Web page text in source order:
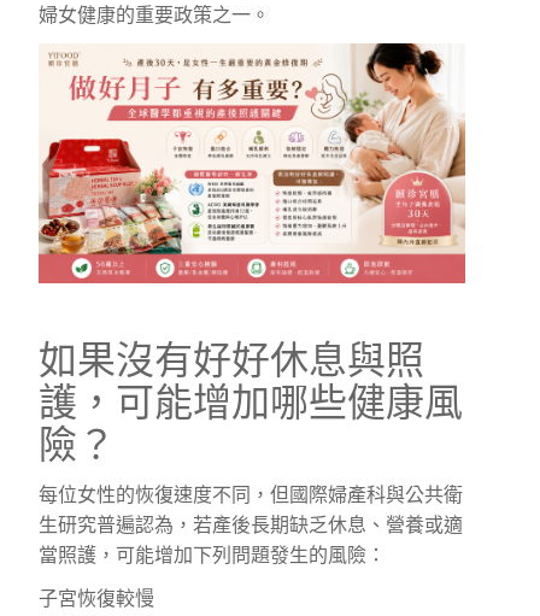
婦女健康的重要政策之一。
如果沒有好好休息與照
護，可能增加哪些健康風
險？
每位女性的恢復速度不同，但國際婦產科與公共衛
生研究普遍認為，若產後長期缺乏休息、營養或適
當照護，可能增加下列問題發生的風險：
子宮恢復較慢